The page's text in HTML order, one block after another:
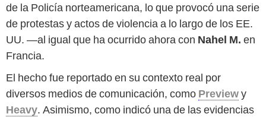
de la Policía norteamericana, lo que provocó una serie
de protestas y actos de violencia a lo largo de los EE.
UU. —al igual que ha ocurrido ahora con Nahel M. en
Francia.
El hecho fue reportado en su contexto real por
diversos medios de comunicación, como Previewy
Heavy. Asimismo, como indicó una de las evidencias